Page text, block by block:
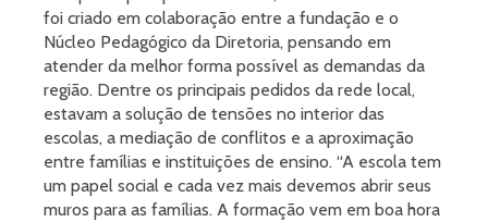
foi criado em colaboração entre a fundação e o
Núcleo Pedagógico da Diretoria, pensando em
atender da melhor forma possível as demandas da
região. Dentre os principais pedidos da rede local,
estavam a solução de tensões no interior das
escolas, a mediação de conflitos e a aproximação
entre famílias e instituições de ensino. “A escola tem
um papel social e cada vez mais devemos abrir seus
muros para as famílias. A formação vem em boa hora